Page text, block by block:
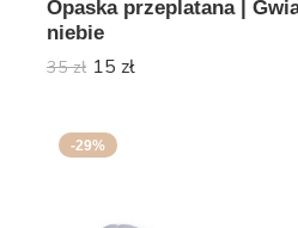
Opaska przeplatana |
niebie
35zł 15 zł
-29%